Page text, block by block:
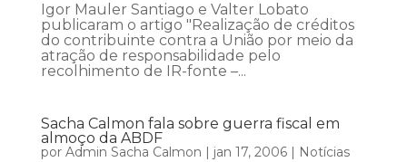
Igor Mauler Santiago e Valter Lobato
publicaram o artigo "Realização de créditos
do contribuinte contra a União por meio da
atração de responsabilidade pelo
recolhimento de IR-fonte –...
Sacha Calmon fala sobre guerra fiscal em
almoço da ABDF
por Admin Sacha Calmon | jan 17, 2006| Notícias